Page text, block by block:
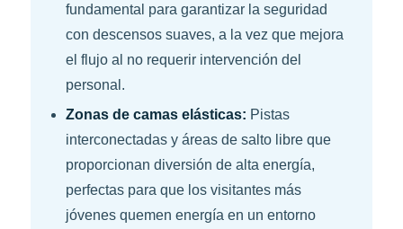
fundamental para garantizar la seguridad
con descensos suaves, a la vez que mejora
el flujo al no requerir intervención del
personal.
Zonas de camas elásticas: Pistas
interconectadas y áreas de salto libre que
proporcionan diversión de alta energía,
perfectas para que los visitantes más
jóvenes quemen energía en un entorno